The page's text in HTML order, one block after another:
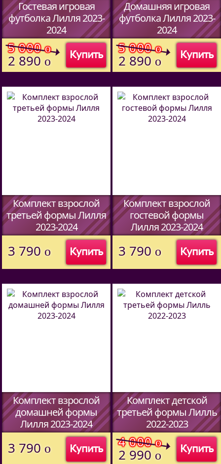
Гостевая игровая
футболка Лилля 2023-
2024
(Код:51457094
Купить
5 000o
2 890 o
Домашняя игровая
футболка Лилля 2023-
2024
(Код:51457094
Купить
5 000o
2 890 o
Комплект взрослой
третьей формы Лилля
2023-2024
Купить
3 790 o
Комплект взрослой
гостевой формы
Лилля 2023-2024
Купить
3 790 o
Комплект взрослой
домашней формы
Лилля 2023-2024
Купить
3 790 o
Комплект детской
третьей формы Лилль
2022-2023
(Код:51487094
Купить
4 000o
2 990 o